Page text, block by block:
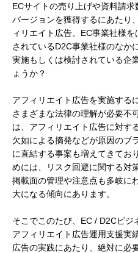
ECサイトの売り上げや資料請
バージョンを獲得するにあたり
ィリエイト広告。EC事業社様
されているD2C事業社様のなか
実施もしくは検討されている企
ょうか？
アフィリエイト広告を実施する
さまざまな法律の理解が必要不
は、アフィリエイト広告に対す
欠如による摘発などが原因のブ
に直結する事案も増えてきてお
めには、リスク回避に関する対
掲載面の管理や注意点も多岐に
大になる傾向にあります。
そこでこのたび、EC / D2Cビ
アフィリエイト広告運用支援実
広告の実践にあたり、絶対に必